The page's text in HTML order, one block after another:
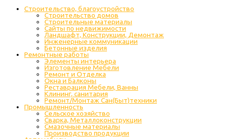
Строительство, благоустройство
Строительство домов
Строительные материалы
Сайты по недвижимости
Ландшафт, Конструкции, Демонтаж
Инженерные коммуникации
Бетонные изделия
Ремонтные работы
Элементы интерьера
Изготовление Мебели
Ремонт и Отделка
Окна и Балконы
Реставрация Мебели, Ванны
Клининг, санитария
Ремонт/Монтаж Сан(Быт)техники
Промышленность
Cельское хозяйство
Сварка, Металлоконструкции
Cмазочные материалы
Производство продукции